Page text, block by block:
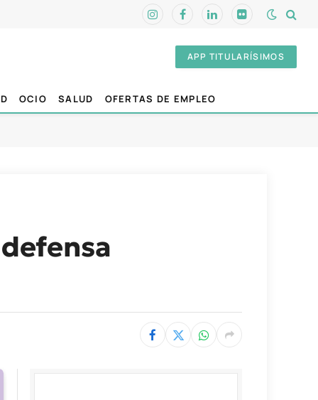
InstagramFacebookLinkedInFlickr
APP TITULARÍSIMOS
OCIO SALUD OFERTAS DE EMPLEO